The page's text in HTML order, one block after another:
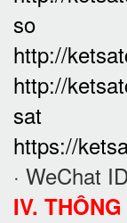
so
http://
http://
sat
https://
· WeChat
IV.